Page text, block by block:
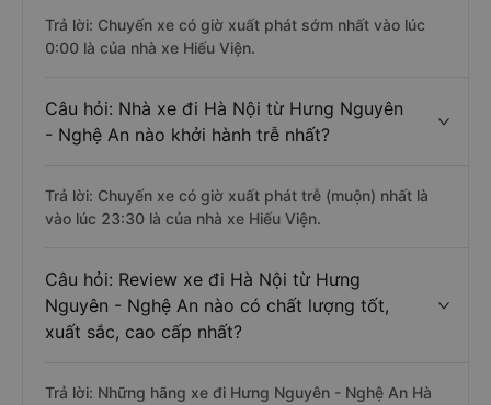
Trả lời: Chuyến xe có giờ xuất phát sớm nhất vào lúc
0:00 là của nhà xe Hiếu Viện.
Câu hỏi: Nhà xe đi Hà Nội từ Hưng Nguyên
- Nghệ An nào khởi hành trễ nhất?
Trả lời: Chuyến xe có giờ xuất phát trễ (muộn) nhất là
vào lúc 23:30 là của nhà xe Hiếu Viện.
Câu hỏi: Review xe đi Hà Nội từ Hưng
Nguyên - Nghệ An nào có chất lượng tốt,
xuất sắc, cao cấp nhất?
Trả lời: Những hãng xe đi Hưng Nguyên - Nghệ An Hà